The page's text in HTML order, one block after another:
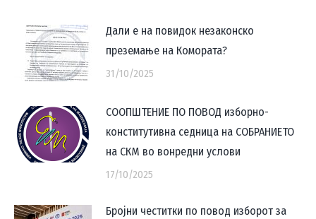
Дали е на повидок незаконско
преземање на Комората?
31/10/2025
СООПШТЕНИЕ ПО ПОВОД изборно-
конститутивна седница на СОБРАНИЕТО
на СКМ во вонредни услови
17/10/2025
Бројни честитки по повод изборот за